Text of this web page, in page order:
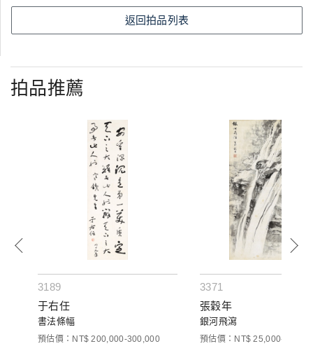
返回拍品列表
拍品推薦
3189
于右任
書法條幅
預估價：NT$ 200,000-300,000
3371
張穀年
銀河飛瀉
預估價：NT$ 25,000-40,000